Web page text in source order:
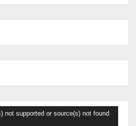
not supported or source(s) not found